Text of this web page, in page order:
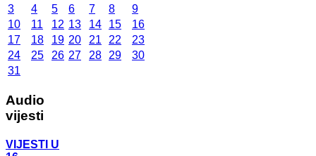
3
4 5 6 7 8
9
10
11 12 13 14 15
16
17
18 19 20 21 22
23
24
25 26 27 28 29
30
31
Audio
vijesti
VIJESTI U